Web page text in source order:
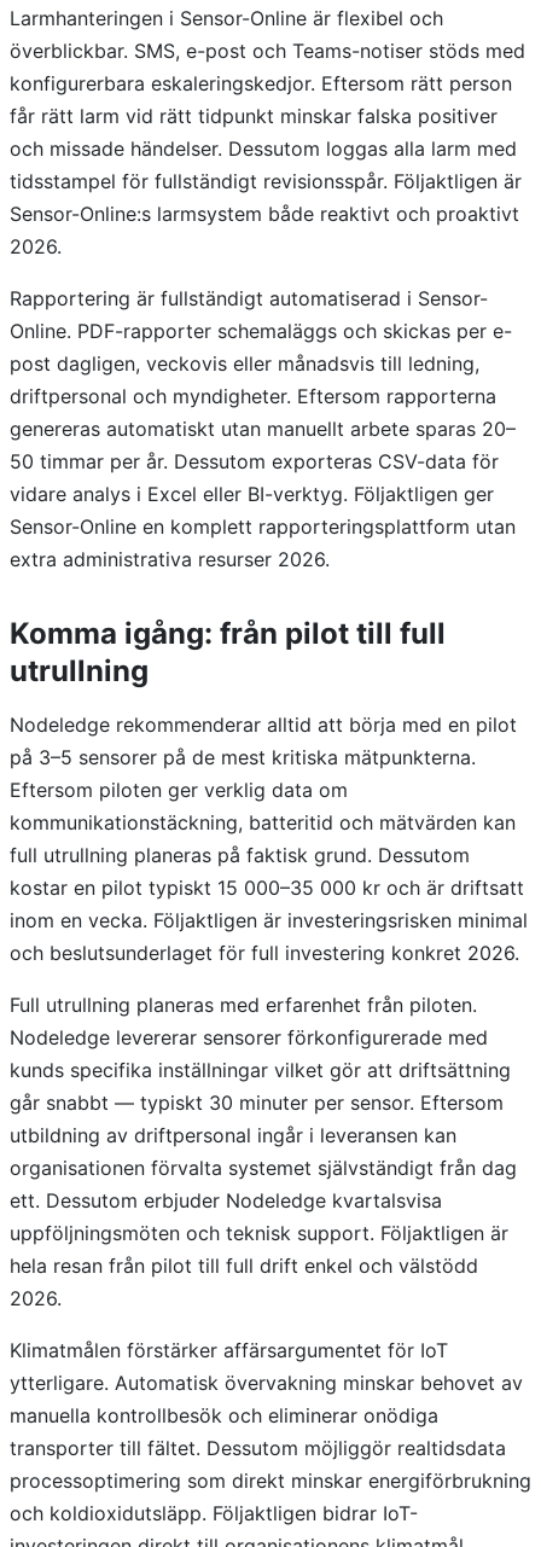
Larmhanteringen i Sensor-Online är flexibel och
överblickbar. SMS, e-post och Teams-notiser stöds med
konfigurerbara eskaleringskedjor. Eftersom rätt person
får rätt larm vid rätt tidpunkt minskar falska positiver
och missade händelser. Dessutom loggas alla larm med
tidsstampel för fullständigt revisionsspår. Följaktligen är
Sensor-Online:s larmsystem både reaktivt och proaktivt
2026.
Rapportering är fullständigt automatiserad i Sensor-
Online. PDF-rapporter schemaläggs och skickas per e-
post dagligen, veckovis eller månadsvis till ledning,
driftpersonal och myndigheter. Eftersom rapporterna
genereras automatiskt utan manuellt arbete sparas 20–
50 timmar per år. Dessutom exporteras CSV-data för
vidare analys i Excel eller BI-verktyg. Följaktligen ger
Sensor-Online en komplett rapporteringsplattform utan
extra administrativa resurser 2026.
Komma igång: från pilot till full
utrullning
Nodeledge rekommenderar alltid att börja med en pilot
på 3–5 sensorer på de mest kritiska mätpunkterna.
Eftersom piloten ger verklig data om
kommunikationstäckning, batteritid och mätvärden kan
full utrullning planeras på faktisk grund. Dessutom
kostar en pilot typiskt 15 000–35 000 kr och är driftsatt
inom en vecka. Följaktligen är investeringsrisken minimal
och beslutsunderlaget för full investering konkret 2026.
Full utrullning planeras med erfarenhet från piloten.
Nodeledge levererar sensorer förkonfigurerade med
kunds specifika inställningar vilket gör att driftsättning
går snabbt — typiskt 30 minuter per sensor. Eftersom
utbildning av driftpersonal ingår i leveransen kan
organisationen förvalta systemet självständigt från dag
ett. Dessutom erbjuder Nodeledge kvartalsvisa
uppföljningsmöten och teknisk support. Följaktligen är
hela resan från pilot till full drift enkel och välstödd
2026.
Klimatmålen förstärker affärsargumentet för IoT
ytterligare. Automatisk övervakning minskar behovet av
manuella kontrollbesök och eliminerar onödiga
transporter till fältet. Dessutom möjliggör realtidsdata
processoptimering som direkt minskar energiförbrukning
och koldioxidutsläpp. Följaktligen bidrar IoT-